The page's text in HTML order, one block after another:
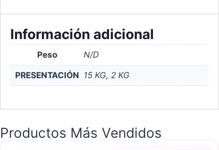
Información adicional
Peso N/D
PRESENTACIÓN 15 KG, 2 KG
Productos Más Vendidos